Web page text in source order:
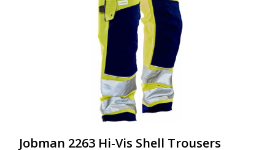
Jobman 2263 Hi-Vis Shell Trousers